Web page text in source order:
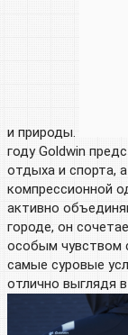
и природы.
году Goldwin
отдыха и спорта,
компрессионной
активно
городе, он
особым чувством
самые суровые
отлично выглядя